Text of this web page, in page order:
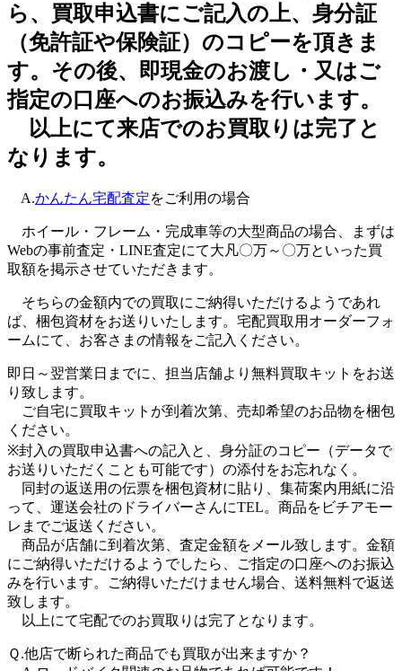
ら、買取申込書にご記入の上、身分証
（免許証や保険証）のコピーを頂きま
す。その後、即現金のお渡し・又はご
指定の口座へのお振込みを行います。
以上にて来店でのお買取りは完了と
なります。
A.かんたん宅配査定をご利用の場合
ホイール・フレーム・完成車等の大型商品の場合、まずは
Webの事前査定・LINE査定にて大凡〇万～〇万といった買
取額を掲示させていただきます。
そちらの金額内での買取にご納得いただけるようであれ
ば、梱包資材をお送りいたします。宅配買取用オーダーフォ
ームにて、お客さまの情報をご記入ください。
即日～翌営業日までに、担当店舗より無料買取キットをお送
り致します。
ご自宅に買取キットが到着次第、売却希望のお品物を梱包
ください。
※封入の買取申込書への記入と、身分証のコピー（データで
お送りいただくことも可能です）の添付をお忘れなく。
同封の返送用の伝票を梱包資材に貼り、集荷案内用紙に沿
って、運送会社のドライバーさんにTEL。商品をビチアモー
レまでご返送ください。
商品が店舗に到着次第、査定金額をメール致します。金額
にご納得いただけるようでしたら、ご指定の口座へのお振込
みを行います。ご納得いただけません場合、送料無料で返送
致します。
以上にて宅配でのお買取りは完了となります。
Ｑ.他店で断られた商品でも買取が出来ますか？